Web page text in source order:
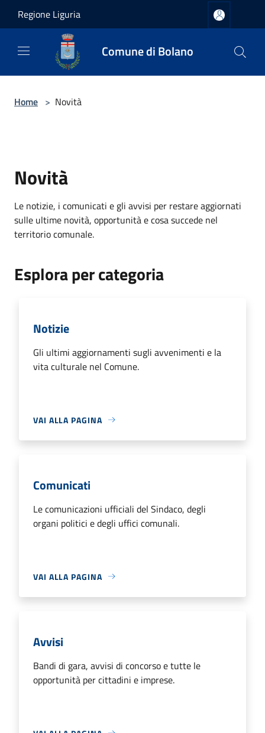
Regione Liguria
Comune di Bolano
Home > Novità
Novità
Le notizie, i comunicati e gli avvisi per restare aggiornati
sulle ultime novità, opportunità e cosa succede nel
territorio comunale.
Esplora per categoria
Notizie
Gli ultimi aggiornamenti sugli avvenimenti e la
vita culturale nel Comune.
VAI ALLA PAGINA
Comunicati
Le comunicazioni ufficiali del Sindaco, degli
organi politici e degli uffici comunali.
VAI ALLA PAGINA
Avvisi
Bandi di gara, avvisi di concorso e tutte le
opportunità per cittadini e imprese.